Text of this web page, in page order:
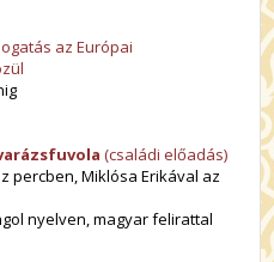
az Európai
a (családi előadás)
percben, Miklósa Erikával az
nyelven, magyar felirattal